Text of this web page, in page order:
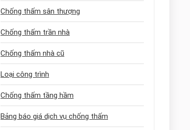
Chống thấm sân thượng
Chống thấm trần nhà
Chống thấm nhà cũ
Loại công trình
Chống thấm tầng hầm
Bảng báo giá dịch vụ chống thấm